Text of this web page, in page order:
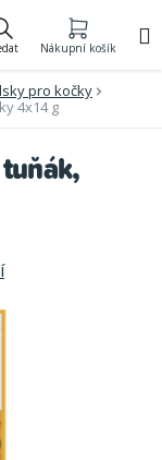
Nákupní košík
pro kočky
4x14 g